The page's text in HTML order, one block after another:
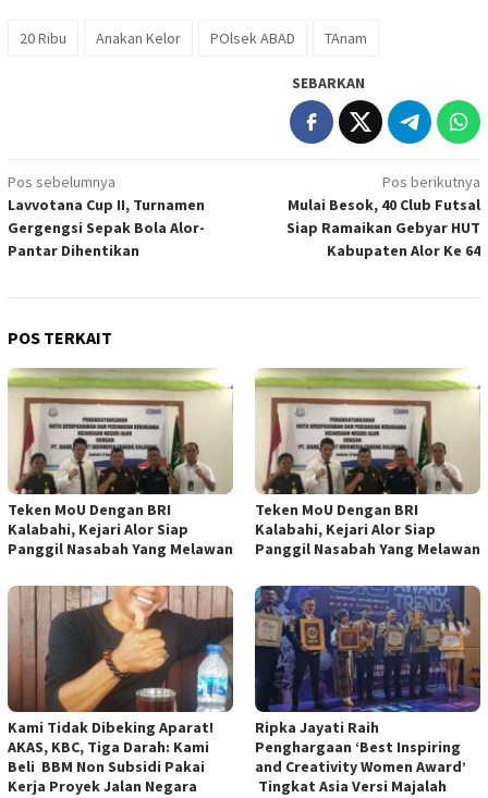
20 Ribu Anakan Kelor POlsek ABAD TAnam
SEBARKAN
Navigasi
pos
Pos sebelumnya
Lavvotana Cup II, Turnamen
Gergengsi Sepak Bola Alor-
Pantar Dihentikan
Pos berikutnya
Mulai Besok, 40 Club Futsal
Siap Ramaikan Gebyar HUT
Kabupaten Alor Ke 64
POS TERKAIT
Teken MoU Dengan BRI
Kalabahi, Kejari Alor Siap
Panggil Nasabah Yang Melawan
Teken MoU Dengan BRI
Kalabahi, Kejari Alor Siap
Panggil Nasabah Yang Melawan
Kami Tidak Dibeking Aparat!
AKAS, KBC, Tiga Darah: Kami
Beli BBM Non Subsidi Pakai
Kerja Proyek Jalan Negara
Ripka Jayati Raih
Penghargaan ‘Best Inspiring
and Creativity Women Award’
Tingkat Asia Versi Majalah